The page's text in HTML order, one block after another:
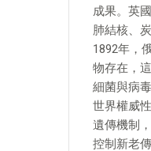
成果。英
肺結核、
1892年，
物存在，
細菌與病
世界權威
遺傳機制
控制新老